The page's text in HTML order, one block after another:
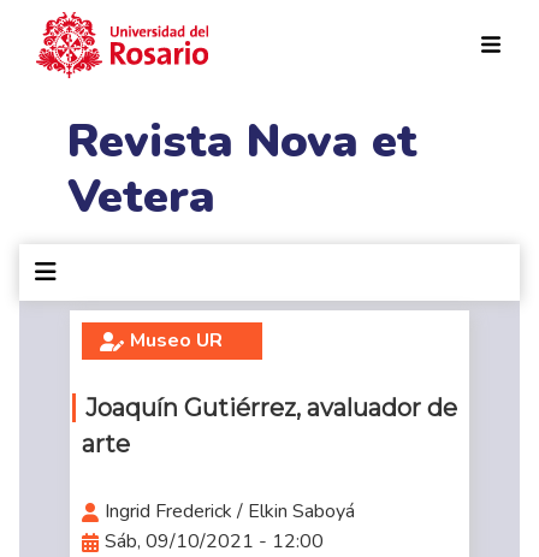
Revista Nova et
Vetera
Museo UR
Joaquín Gutiérrez, avaluador de
arte
Ingrid Frederick / Elkin Saboyá
Sáb, 09/10/2021 - 12:00